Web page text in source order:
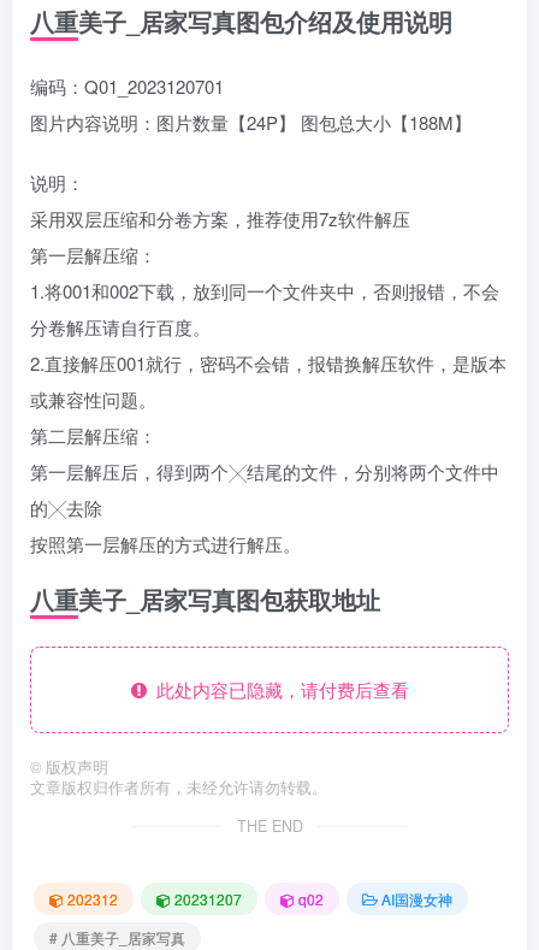
八重美子_居家写真图包介绍及使用说明
编码：Q01_2023120701
图片内容说明：图片数量【24P】 图包总大小【188M】
说明：
采用双层压缩和分卷方案，推荐使用7z软件解压
第一层解压缩：
1.将001和002下载，放到同一个文件夹中，否则报错，不会
分卷解压请自行百度。
2.直接解压001就行，密码不会错，报错换解压软件，是版本
或兼容性问题。
第二层解压缩：
第一层解压后，得到两个╳结尾的文件，分别将两个文件中
的╳去除
按照第一层解压的方式进行解压。
八重美子_居家写真图包获取地址
此处内容已隐藏，请付费后查看
© 版权声明
文章版权归作者所有，未经允许请勿转载。
THE END
202312 20231207 q02
AI国漫女神
# 八重美子_居家写真